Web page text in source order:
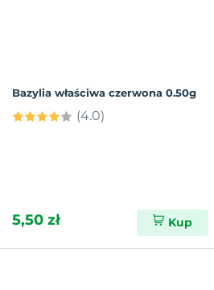
Bazylia właściwa czerwona 0.50g
(4.0)
5,50 zł Kup